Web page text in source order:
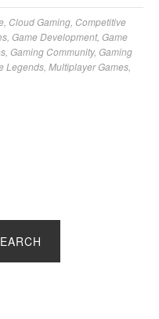
Cloud Gaming Competitive
Game Development, Game
Gaming Community, Gaming
Legends Multiplayer Games